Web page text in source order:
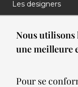
Nous utilisons
une meilleure
Pour se
Les designers
Nos réalisations
Nos Clients
Meilleures ventes